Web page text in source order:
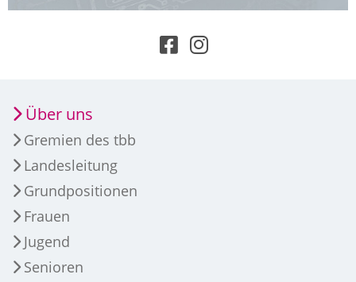
Über uns
Gremien des tbb
Landesleitung
Grundpositionen
Frauen
Jugend
Senioren